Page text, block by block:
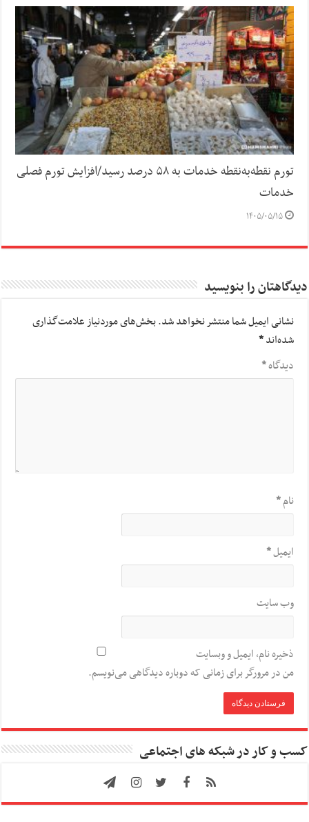
تورم نقطه‌به‌نقطه خدمات به ۵۸ درصد رسید/افزایش تورم فصلی
خدمات
۱۴۰۵/۰۵/۱۵
دیدگاهتان را بنویسید
نشانی ایمیل شما منتشر نخواهد شد.بخش‌های موردنیاز علامت‌گذاری
شده‌اند*
دیدگاه*
نام*
ایمیل*
وب‌ سایت
ذخیره نام، ایمیل و وبسایت
من در مرورگر برای زمانی که دوباره دیدگاهی می‌نویسم.
کسب و کار در شبکه های اجتماعی